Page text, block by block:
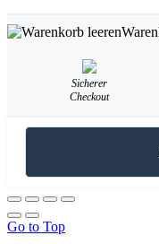
Sicherer
Checkout
Go to Top